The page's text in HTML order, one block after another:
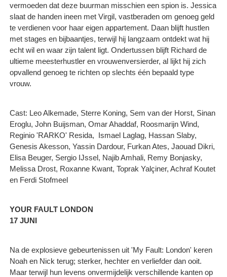
vermoeden dat deze buurman misschien een spion is. Jessica
slaat de handen ineen met Virgil, vastberaden om genoeg geld
te verdienen voor haar eigen appartement. Daan blijft hustlen
met stages en bijbaantjes, terwijl hij langzaam ontdekt wat hij
echt wil en waar zijn talent ligt. Ondertussen blijft Richard de
ultieme meesterhustler en vrouwenversierder, al lijkt hij zich
opvallend genoeg te richten op slechts één bepaald type
vrouw.
Cast: Leo Alkemade, Sterre Koning, Sem van der Horst, Sinan
Eroglu, John Buijsman, Omar Ahaddaf, Roosmarijn Wind,
Reginio 'RARKO' Resida, Ismael Laglag, Hassan Slaby,
Genesis Akesson, Yassin Dardour, Furkan Ates, Jaouad Dikri,
Elisa Beuger, Sergio IJssel, Najib Amhali, Remy Bonjasky,
Melissa Drost, Roxanne Kwant, Toprak Yalçiner, Achraf Koutet
en Ferdi Stofmeel
YOUR FAULT LONDON
17 JUNI
Na de explosieve gebeurtenissen uit 'My Fault: London' keren
Noah en Nick terug; sterker, hechter en verliefder dan ooit.
Maar terwijl hun levens onvermijdelijk verschillende kanten op